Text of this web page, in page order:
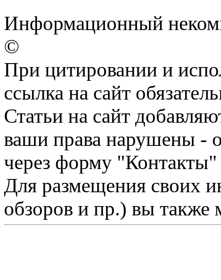
Информационный
©
При цитировании и
ссылка на сайт
Статьи на сайт
ваши права нарушены -
через форму "Контакты"
Для размещения своих
обзоров и пр.) вы также